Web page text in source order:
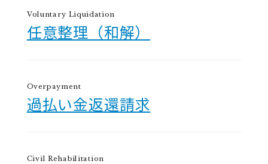
Voluntary Liquidation
任意整理（和解）
Overpayment
過払い金返還請求
Civil Rehabilitation